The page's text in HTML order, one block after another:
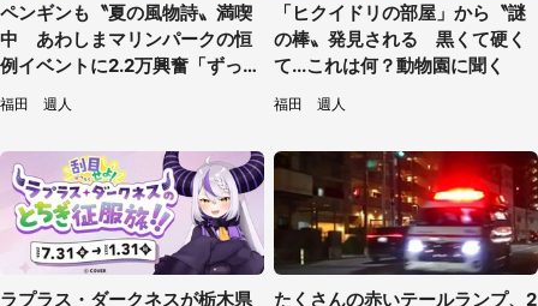
ペンギンも〝夏の風物詩〟満喫
中 あわしまマリンパークの恒
例イベントに2.2万興奮「ずっと
見てたい」
福田 週人
「ヒクイドリの部屋」から〝謎
の棒〟発見される 黒くて硬く
て...これは何？動物園に聞く
福田 週人
ラプラス・ダークネスが栃木県
たくさんの赤いテールランプ、2